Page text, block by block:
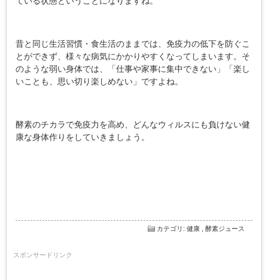
昔と同じ生活習慣・食生活のままでは、免疫力の低下を防ぐこ
とができず、様々な病気にかかりやすくなってしまいます。そ
のような弱い身体では、「仕事や家事に集中できない」「楽し
いことも、思い切り楽しめない」ですよね。
酵素のチカラで免疫力を高め、どんなウィルスにも負けない健
康な身体作りをしていきましょう。
カテゴリ : 健康, 酵素ジュース
スポンサードリンク